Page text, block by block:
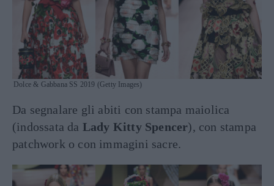
Dolce & Gabbana SS 2019 (Getty Images)
Da segnalare gli abiti con stampa maiolica
(indossata da Lady Kitty Spencer), con stampa
patchwork o con immagini sacre.